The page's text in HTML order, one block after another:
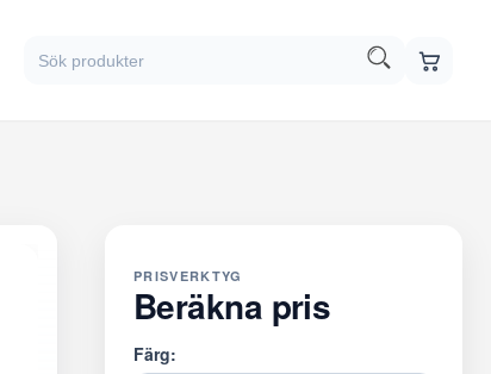
PRISVERKTYG
Beräkna pris
Färg: